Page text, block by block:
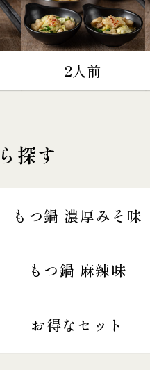
2人前
探す
もつ鍋 濃厚みそ味
もつ鍋 麻辣味
お得なセット